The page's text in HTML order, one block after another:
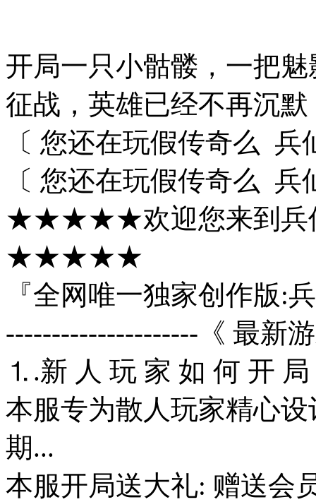
开局一只小骷髅，一把
征战，英雄已经不再沉
〔 您还在玩假传奇么
〔 您还在玩假传奇么
★★★★★欢迎您来到兵仙
★★★★★
『全网唯一独家创作版:
---------------------《 最新
⒈.新 人 玩 家 如 何 开 局
本服专为散人玩家精心
期...
本服开局送大礼: 赠送会